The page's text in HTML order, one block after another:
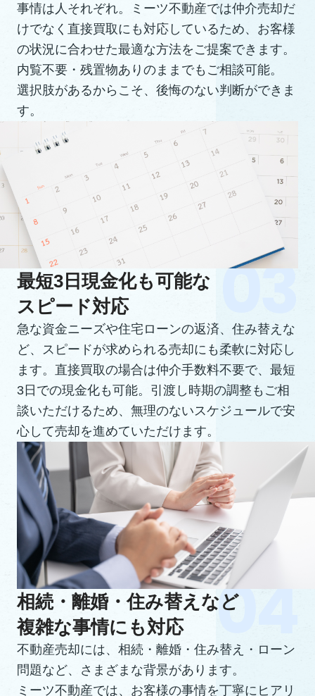
事情は人それぞれ。ミーツ不動産では仲介売却だ
けでなく直接買取にも対応しているため、お客様
の状況に合わせた最適な方法をご提案できます。
内覧不要・残置物ありのままでもご相談可能。
選択肢があるからこそ、後悔のない判断ができま
す。
最短3日現金化も可能な
スピード対応
急な資金ニーズや住宅ローンの返済、住み替えな
ど、スピードが求められる売却にも柔軟に対応し
ます。直接買取の場合は仲介手数料不要で、最短
3日での現金化も可能。引渡し時期の調整もご相
談いただけるため、無理のないスケジュールで安
心して売却を進めていただけます。
相続・離婚・住み替えなど
複雑な事情にも対応
不動産売却には、相続・離婚・住み替え・ローン
問題など、さまざまな背景があります。
ミーツ不動産では、お客様の事情を丁寧にヒアリ